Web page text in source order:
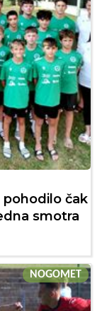
pohodilo čak
smotra
NOGOMET